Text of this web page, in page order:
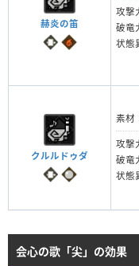
赫炎の笛
攻撃
破竜
状態
クルルドゥダ
素材
攻撃
破竜
状態
会心の歌「尖」の効果